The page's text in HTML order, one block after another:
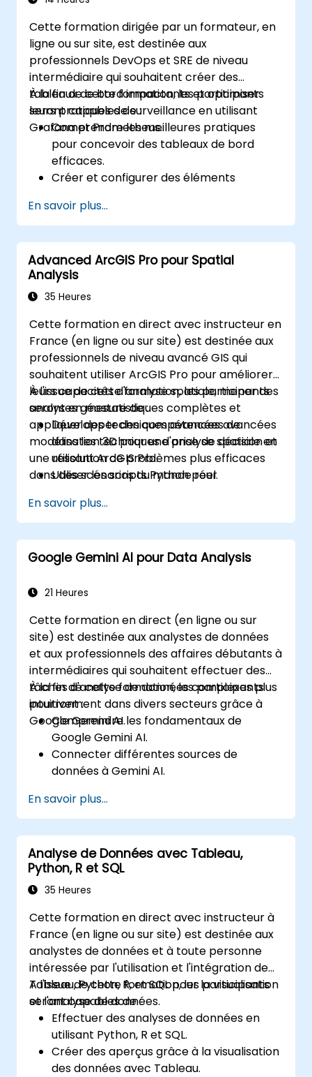
Cette formation dirigée par un formateur, en
ligne ou sur site, est destinée aux
professionnels DevOps et SRE de niveau
intermédiaire qui souhaitent créer des
tableaux de bord impactants et optimiser
leurs pratiques de surveillance en utilisant
Grafana et Prometheus.
À la fin de cette formation, les participants
seront capables de :
Comprendre les meilleures pratiques
pour concevoir des tableaux de bord
efficaces.
Créer et configurer des éléments
Utiliser le paramétrage Grafana pour des
tableaux de bord dynamiques et
réutilisables.
Mettre en place des mécanismes d'alerte
pour améliorer la vigilance
opérationnelle.
En savoir plus...
Advanced ArcGIS Pro pour Spatial
Analysis
35 Heures
Cette formation en direct avec instructeur en
France (en ligne ou sur site) est destinée aux
professionnels de niveau avancé GIS qui
souhaitent utiliser ArcGIS Pro pour améliorer
leurs capacités d'analyse spatiale, mener des
analyses géostatistiques complètes et
appliquer des techniques avancées de
modélisation 3D pour une prise de décision et
une résolution de problèmes plus efficaces
dans des scénarios du monde réel.
À l'issue de cette formation, les participants
seront en mesure de :
Développer des compétences avancées
dans les techniques d'analyse spatiale en
utilisant ArcGIS Pro.
Utiliser les scripts Python pour
données complexes.
Appliquer la modélisation spatiale pour la
résolution de problèmes dans des
scénarios du monde réel.
pour une interprétation avancée des
Intégrer des sources de données
externes et exploiter l'analyse de
données spatiales en 3D.
En savoir plus...
Google Gemini AI pour Data Analysis
21 Heures
Cette formation en direct (en ligne ou sur
site) est destinée aux analystes de données
et aux professionnels des affaires débutants à
intermédiaires qui souhaitent effectuer des
tâches d'analyse de données complexes plus
intuitivement dans divers secteurs grâce à
Google Gemini AI.
À la fin de cette formation, les participants
pourront :
Comprendre les fondamentaux de
Google Gemini AI.
Connecter différentes sources de
données à Gemini AI.
requêtes en langage naturel.
Analyser les motifs de données et tirer
des insights.
Créer des visualisations de données
convaincantes.
Communiquer efficacement les insights
En savoir plus...
Analyse de Données avec Tableau,
Python, R et SQL
35 Heures
Cette formation en direct avec instructeur à
France (en ligne ou sur site) est destinée aux
analystes de données et à toute personne
intéressée par l'utilisation et l'intégration de
Tableau, Python, R, et SQL pour la visualisation
et l'analyse de données.
A l'issue de cette formation, les participants
seront capables de :
Effectuer des analyses de données en
utilisant Python, R et SQL.
Créer des aperçus grâce à la visualisation
des données avec Tableau.